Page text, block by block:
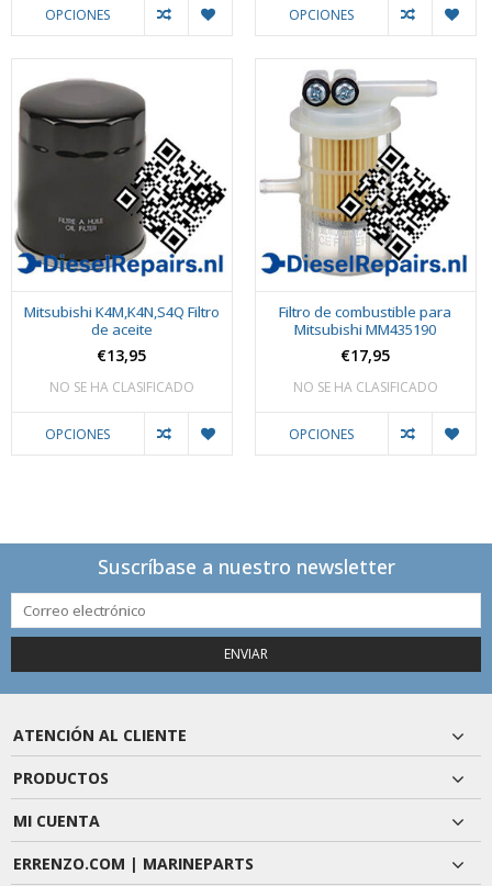
OPCIONES OPCIONES
Mitsubishi K4M,K4N,S4Q Filtro
de aceite
€13,95
NO SE HA CLASIFICADO
OPCIONES
Filtro de combustible para
Mitsubishi MM435190
€17,95
NO SE HA CLASIFICADO
OPCIONES
Suscríbase a nuestro newsletter
ENVIAR
ATENCIÓN AL CLIENTE
PRODUCTOS
MI CUENTA
ERRENZO.COM | MARINEPARTS